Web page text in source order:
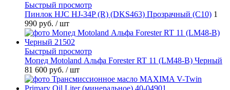
Быстрый просмотр
Пинлок HJC HJ-34P (R) (DKS463) Прозрачный (C10) 1
990 руб. / шт
Быстрый просмотр
Мопед Motoland Альфа Forester RT 11 (LM48-B) Черный
81 600 руб. / шт